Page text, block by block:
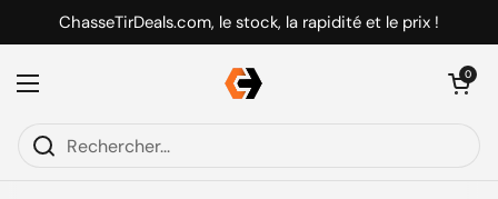
Passer au contenu
ChasseTirDeals.com, le stock, la rapidité et le prix !
Ouvrir le menu
Ouvrir le
0